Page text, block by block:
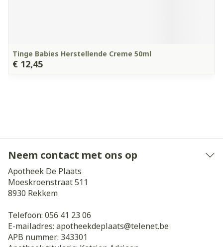
Tinge Babies Herstellende Creme 50ml
€ 12,45
Neem contact met ons op
Apotheek De Plaats
Moeskroenstraat 511
8930 Rekkem
Telefoon: 056 41 23 06
E-mailadres: apotheekdeplaats@telenet.be
APB nummer: 343301